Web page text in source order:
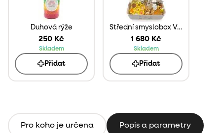
Duhová rýže
250 Kč
Skladem
Přidat
Střední smyslobox Včela
1 680 Kč
Skladem
Přidat
Pro koho je určena Popis a parametry